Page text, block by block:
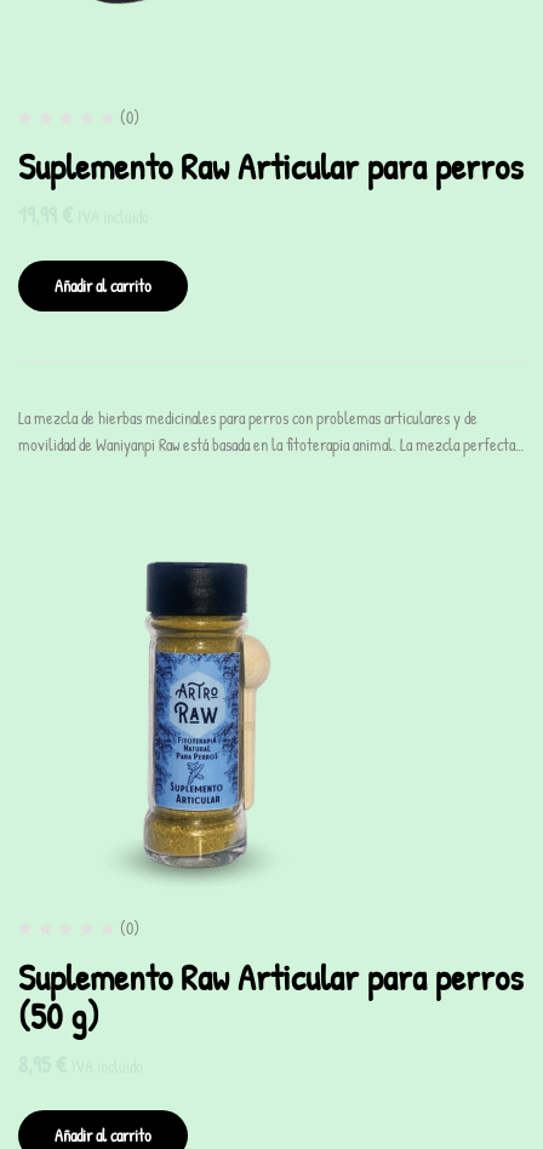
(0)
Suplemento Raw Articular para perros
Añadir al carrito
La mezcla de hierbas medicinales para perros con problemas articulares y de
movilidad de Waniyanpi Raw está basada en la fitoterapia animal. La mezcla perfecta…
(0)
Suplemento Raw Articular para perros
(50 g)
Añadir al carrito